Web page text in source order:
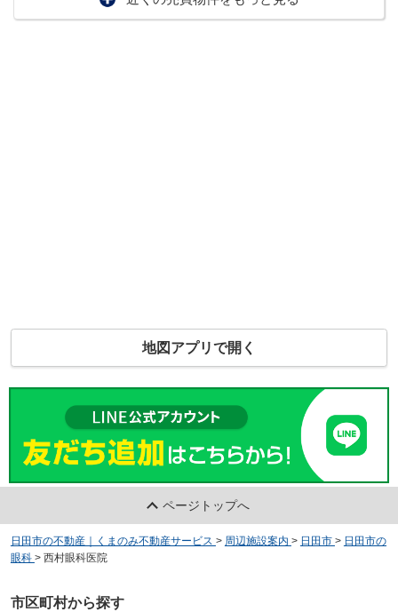
地図アプリで開く
ページトップへ
日田市の不動産｜くまのみ不動産サービス > 周辺施設案内 > 日田市 > 日田市の
眼科 > 西村眼科医院
市区町村から探す